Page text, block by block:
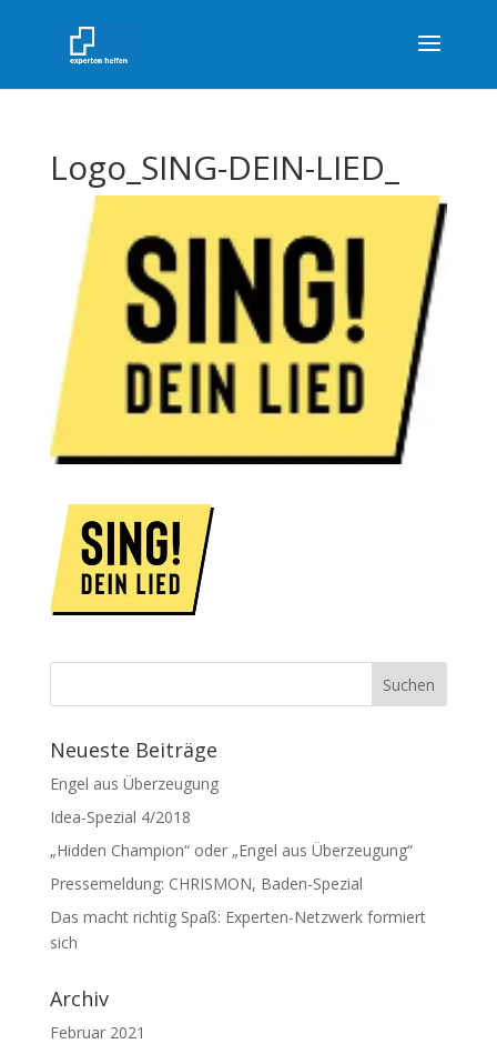
Logo_SING-DEIN-LIED_
Neueste Beiträge
Engel aus Überzeugung
Idea-Spezial 4/2018
„Hidden Champion“ oder „Engel aus Überzeugung“
Pressemeldung: CHRISMON, Baden-Spezial
Das macht richtig Spaß: Experten-Netzwerk formiert
sich
Archiv
Februar 2021